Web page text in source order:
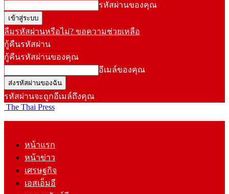
รหัสผ่านของคุณ
ลืมรหัสผ่านหรือไม่? ขอความช่วยเหลือ
กู้คืนรหัสผ่าน
กู้คืนรหัสผ่านของคุณ
อีเมล์ของคุณ
รหัสผ่านจะถูกอีเมล์ถึงคุณ
The Thai Press
หน้าแรก
หน้าข่าว
เศรษฐกิจ
เอสเอ็มอี